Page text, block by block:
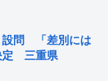
設問 「差別には
定 三重県